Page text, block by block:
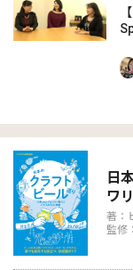
日
ワ
著：
監修